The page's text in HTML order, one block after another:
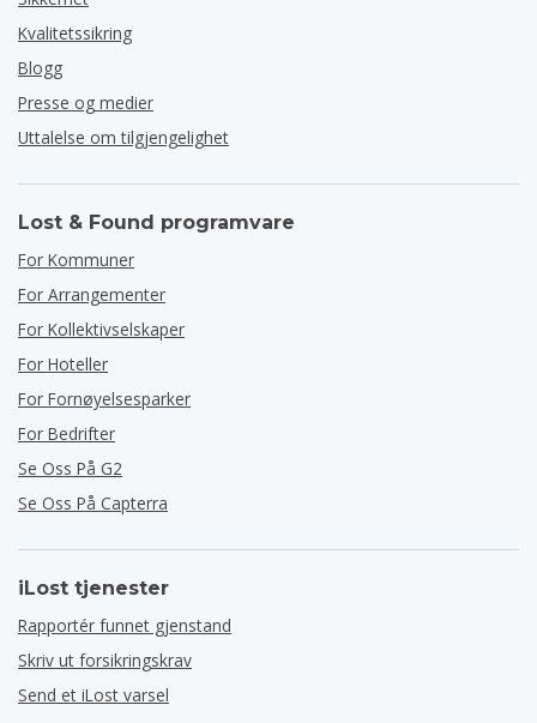
Kvalitetssikring
Blogg
Presse og medier
Uttalelse om tilgjengelighet
Lost & Found programvare
For Kommuner
For Arrangementer
For Kollektivselskaper
For Hoteller
For Fornøyelsesparker
For Bedrifter
Se Oss På G2
Se Oss På Capterra
iLost tjenester
Rapportér funnet gjenstand
Skriv ut forsikringskrav
Send et iLost varsel